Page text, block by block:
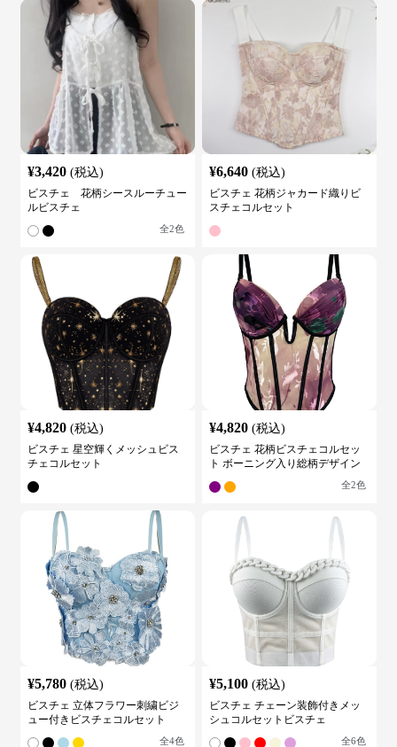
¥3,420 (税込)
ビスチェ 花柄シースルーチュー
ルビスチェ
全2色
¥6,640 (税込)
ビスチェ 花柄ジャカード織りビ
スチェコルセット
¥4,820 (税込)
ビスチェ 星空輝くメッシュビス
チェコルセット
¥4,820 (税込)
ビスチェ 花柄ビスチェコルセッ
ト ボーニング入り総柄デザイン
全2色
¥5,780 (税込)
ビスチェ 立体フラワー刺繍ビジ
ュー付きビスチェコルセット
全4色
¥5,100 (税込)
ビスチェ チェーン装飾付きメッ
シュコルセットビスチェ
全6色